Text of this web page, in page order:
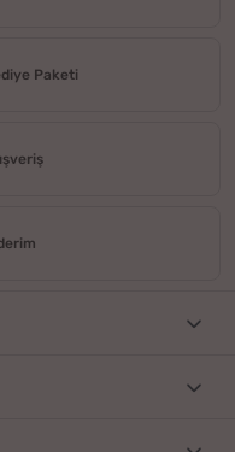
Paketi